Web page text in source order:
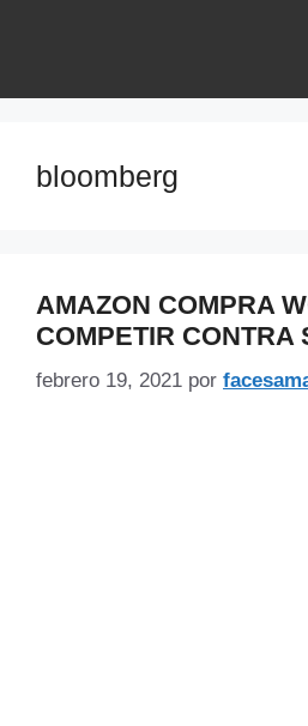
bloomberg
AMAZON COMPRA
COMPETIR CONTRA
febrero 19, 2021 por